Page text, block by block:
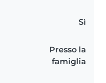
Sì
Presso la
famiglia